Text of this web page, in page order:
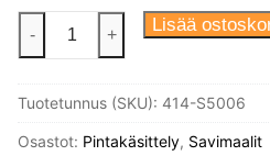
Savimaali
määrä
- + Lisää
Tuotetunnus (SKU): 414-S5006
Osastot: Pintakäsittely, Savimaalit